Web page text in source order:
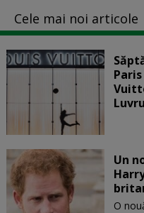
Cele mai noi articole
Luvru
Un
O